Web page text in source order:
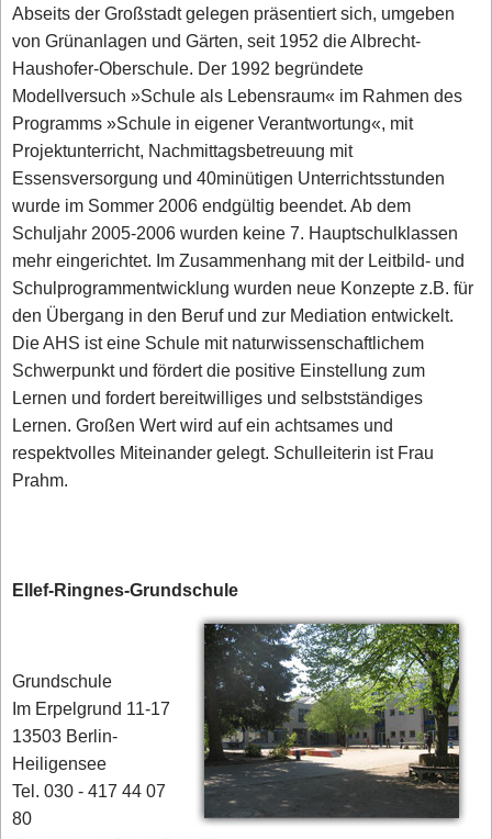
Abseits der Großstadt gelegen präsentiert sich, umgeben
von Grünanlagen und Gärten, seit 1952 die Albrecht-
Haushofer-Oberschule. Der 1992 begründete
Modellversuch »Schule als Lebensraum« im Rahmen des
Programms »Schule in eigener Verantwortung«, mit
Projektunterricht, Nachmittagsbetreuung mit
Essensversorgung und 40minütigen Unterrichtsstunden
wurde im Sommer 2006 endgültig beendet. Ab dem
Schuljahr 2005-2006 wurden keine 7. Hauptschulklassen
mehr eingerichtet. Im Zusammenhang mit der Leitbild- und
Schulprogrammentwicklung wurden neue Konzepte z.B. für
den Übergang in den Beruf und zur Mediation entwickelt.
Die AHS ist eine Schule mit naturwissenschaftlichem
Schwerpunkt und fördert die positive Einstellung zum
Lernen und fordert bereitwilliges und selbstständiges
Lernen. Großen Wert wird auf ein achtsames und
respektvolles Miteinander gelegt. Schulleiterin ist Frau
Prahm.
Ellef-Ringnes-Grundschule
Grundschule
Im Erpelgrund 11-17
13503 Berlin-
Heiligensee
Tel. 030 - 417 44 07
80‎